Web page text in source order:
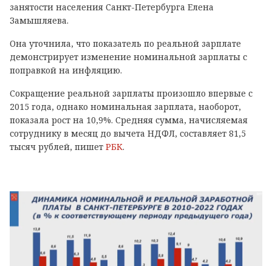
занятости населения Санкт-Петербурга Елена
Замышляева.
Она уточнила, что показатель по реальной зарплате
демонстрирует изменение номинальной зарплаты с
поправкой на инфляцию.
Сокращение реальной зарплаты произошло впервые с
2015 года, однако номинальная зарплата, наоборот,
показала рост на 10,9%. Средняя сумма, начисляемая
сотруднику в месяц до вычета НДФЛ, составляет 81,5
тысяч рублей, пишет РБК.